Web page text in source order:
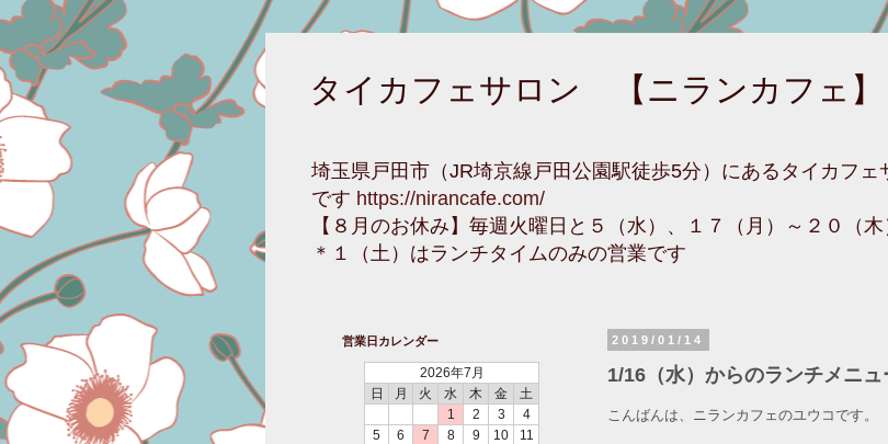
タイカフェサロン 【ニランカフェ
埼玉県戸田市（JR埼京線戸田公園駅徒歩5分）にあるタイカフ
です https://nirancafe.com/
【８月のお休み】毎週火曜日と５（水）、１７（月）～２０（木
＊１（土）はランチタイムのみの営業です
2019/01/14
1/16（水）からのランチメニュ
こんばんは、ニランカフェのユウコです。
営業日カレンダー
2026年7月
日
月 火 水 木 金
土
1
2 3
4
5
6 7 8 9 10
11